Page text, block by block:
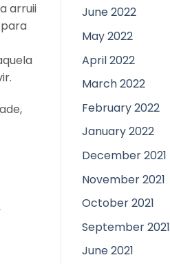
arruii
June 2022
May 2022
April 2022
March 2022
February 2022
January 2022
December 2021
November 2021
October 2021
September 2021
June 2021